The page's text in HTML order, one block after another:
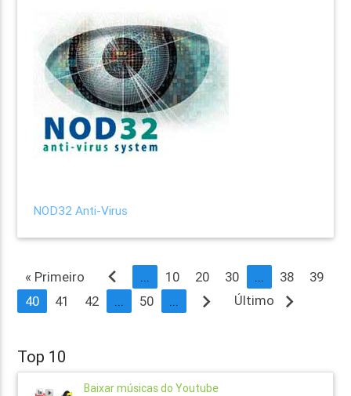
NOD32 Anti-Virus
« Primeiro navigate_before ... 10 20 30 ... 38
39
40
41 42 ... 50 ... navigate_next Último navigate_next
Top 10
Baixar músicas do Youtube